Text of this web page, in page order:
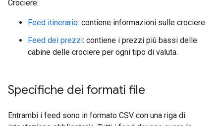
Crociere:
Feed itinerario: contiene informazioni sulle crociere.
Feed dei prezzi: contiene i prezzi più bassi delle
cabine delle crociere per ogni tipo di valuta.
Specifiche dei formati file
Entrambi i feed sono in formato CSV con una riga di